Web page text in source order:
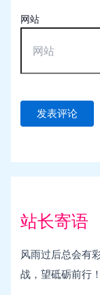
网站
站长寄语
风雨过后总会有
战，望砥砺前行！